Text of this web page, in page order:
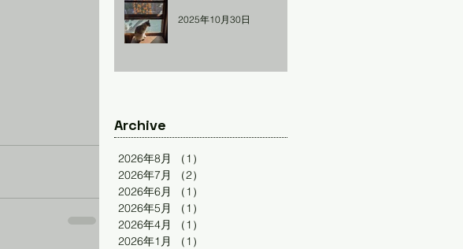
2025年10月30日
Archive
2026年8月 （1）
2026年7月
（2）
2026年6月
（1）
2026年5月
（1）
2026年4月
（1）
2026年1月
（1）